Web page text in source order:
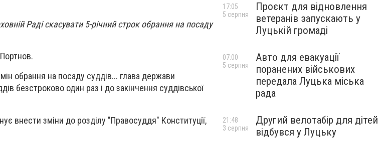
Раді скасувати 5-річний строк обрання на посаду
обрання на посаду суддів... глава держави
безстроково один раз і до закінчення суддівської
внести зміни до розділу "Правосуддя" Конституції,
Проєкт для відновлення
ветеранів запускають у
Луцькій громаді
17:05
5 серпня
Авто для евакуації
поранених військових
передала Луцька міська
рада
07:00
5 серпня
Другий велотабір для дітей
відбувся у Луцьку
21:48
3 серпня